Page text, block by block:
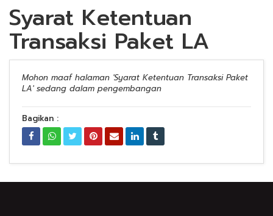
Syarat Ketentuan
Transaksi Paket LA
Mohon maaf halaman 'Syarat Ketentuan Transaksi Paket
LA' sedang dalam pengembangan
Bagikan :